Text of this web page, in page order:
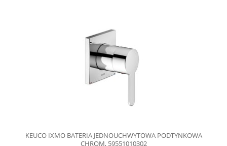
KEUCO IXMO BATERIA JEDNOUCHWYTOWA PODTYNKOWA
CHROM, 59551010302